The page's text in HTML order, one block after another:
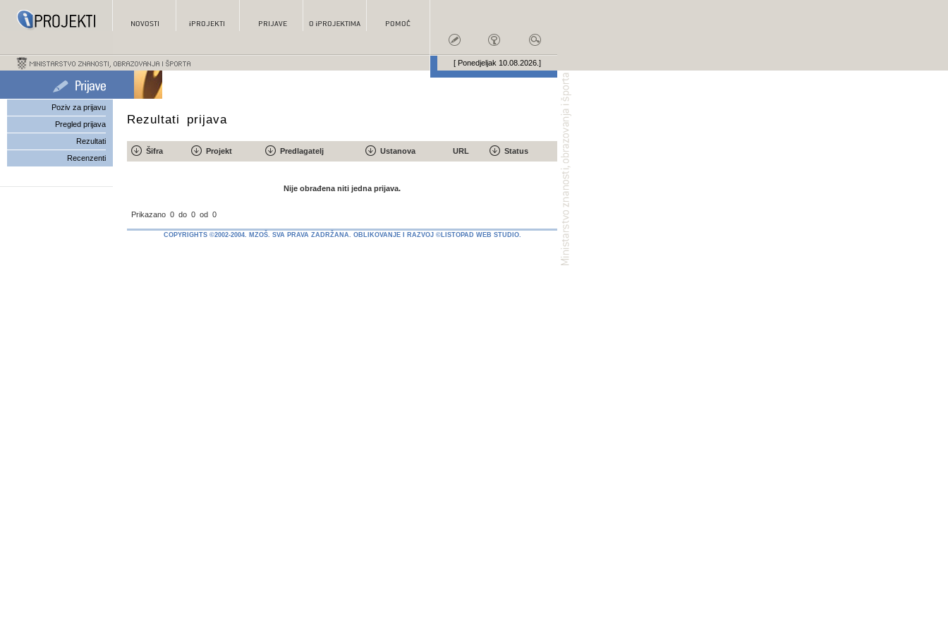
[ Ponedjeljak 10.08.2026.]
Poziv za prijavu
Pregled prijava
Rezultati
Recenzenti
Rezultati prijava
Šifra Projekt Predlagatelj Ustanova URL Status
Nije obrađena niti jedna prijava.
Prikazano 0 do 0 od 0
COPYRIGHTS ©2002-2004. MZOŠ. SVA PRAVA ZADRŽANA. OBLIKOVANJE I RAZVOJ ©LISTOPAD WEB STUDIO.